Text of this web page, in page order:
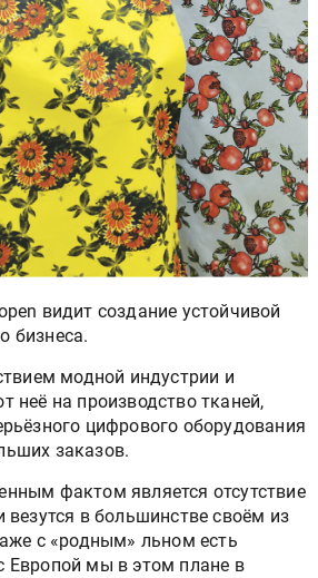
видит создание устойчивой
бизнеса.
модной индустрии и
неё на производство тканей,
цифрового оборудования
заказов.
фактом является отсутствие
везутся в большинстве своём из
с «родным» льном есть
Европой мы в этом плане в